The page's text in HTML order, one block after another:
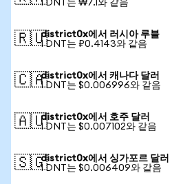
1 DNT는 ₩7.1와 같음
🇷🇺district0x에서 러시아 루블
1 DNT는 ₽0.4143와 같음
🇨🇦district0x에서 캐나다 달러
1 DNT는 $0.006996와 같음
🇦🇺district0x에서 호주 달러
1 DNT는 $0.007102와 같음
🇸🇬district0x에서 싱가포르 달러
1 DNT는 $0.006409와 같음